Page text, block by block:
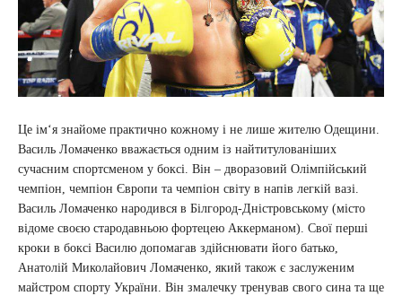
Це ім‘я знайоме практично кожному і не лише жителю Одещини.
Василь Ломаченко вважається одним із найтитулованіших
сучасним спортсменом у боксі. Він – дворазовий Олімпійський
чемпіон, чемпіон Європи та чемпіон світу в напів легкій вазі.
Василь Ломаченко народився в Білгород-Дністровському (місто
відоме своєю стародавньою фортецею Аккерманом). Свої перші
кроки в боксі Василю допомагав здійснювати його батько,
Анатолій Миколайович Ломаченко, який також є заслуженим
майстром спорту України. Він змалечку тренував свого сина та ще